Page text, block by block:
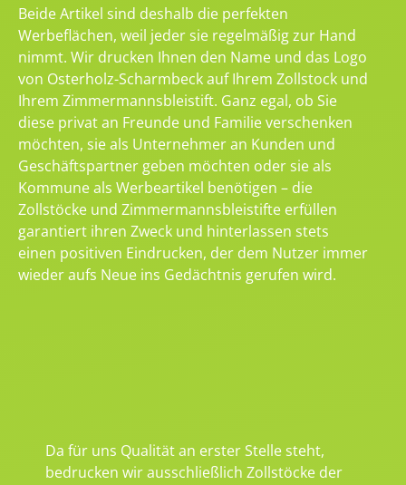
Beide Artikel sind deshalb die perfekten
Werbeflächen, weil jeder sie regelmäßig zur Hand
nimmt. Wir drucken Ihnen den Name und das Logo
von Osterholz-Scharmbeck auf Ihrem Zollstock und
Ihrem Zimmermannsbleistift. Ganz egal, ob Sie
diese privat an Freunde und Familie verschenken
möchten, sie als Unternehmer an Kunden und
Geschäftspartner geben möchten oder sie als
Kommune als Werbeartikel benötigen – die
Zollstöcke und Zimmermannsbleistifte erfüllen
garantiert ihren Zweck und hinterlassen stets
einen positiven Eindrucken, der dem Nutzer immer
wieder aufs Neue ins Gedächtnis gerufen wird.
Da für uns Qualität an erster Stelle steht,
bedrucken wir ausschließlich Zollstöcke der